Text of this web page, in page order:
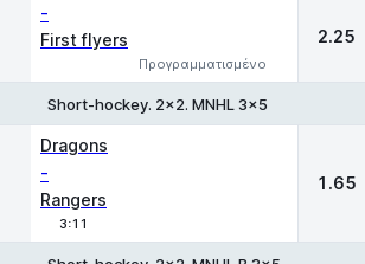
-
First flyers
Προγραμματισμένο
2.25
Short-hockey. 2x2. MNHL 3x5
Dragons
-
Rangers
3:11
1.65